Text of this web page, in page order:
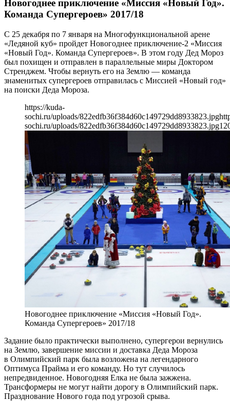
Новогоднее приключение «Миссия «Новый Год».
Команда Супергероев» 2017/18
С 25 декабря по 7 января на Многофункциональной арене
«Ледяной куб» пройдет Новогоднее приключение-2 «Миссия
«Новый Год». Команда Супергероев». В этом году Дед Мороз
был похищен и отправлен в параллельные миры Доктором
Стренджем. Чтобы вернуть его на Землю — команда
знаменитых супергероев отправилась с Миссией «Новый год»
на поиски Деда Мороза.
https://kuda-
sochi.ru/uploads/822edfb36f384d60c149729dd8933823.jpg
sochi.ru/uploads/822edfb36f384d60c149729dd8933823.jpg
Новогоднее приключение «Миссия «Новый Год».
Команда Супергероев» 2017/18
Задание было практически выполнено, супергерои вернулись
на Землю, завершение миссии и доставка Деда Мороза
в Олимпийский парк была возложена на легендарного
Оптимуса Прайма и его команду. Но тут случилось
непредвиденное. Новогодняя Елка не была зажжена.
Трансформеры не могут найти дорогу в Олимпийский парк.
Празднование Нового года под угрозой срыва.